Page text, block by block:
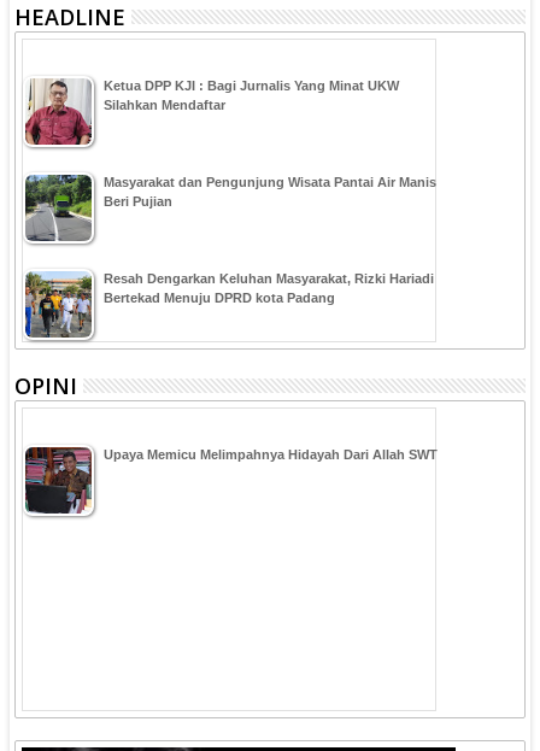
HEADLINE
Ketua DPP KJI : Bagi Jurnalis Yang Minat UKW
Silahkan Mendaftar
Masyarakat dan Pengunjung Wisata Pantai Air Manis
Beri Pujian
Resah Dengarkan Keluhan Masyarakat, Rizki Hariadi
Bertekad Menuju DPRD kota Padang
OPINI
Upaya Memicu Melimpahnya Hidayah Dari Allah SWT